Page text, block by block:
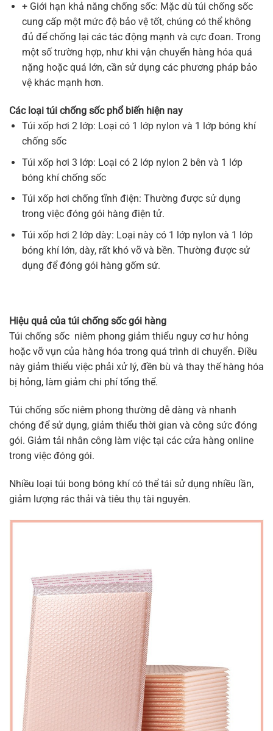
+ Giới hạn khả năng chống sốc: Mặc dù túi chống sốc
cung cấp một mức độ bảo vệ tốt, chúng có thể không
đủ để chống lại các tác động mạnh và cực đoan. Trong
một số trường hợp, như khi vận chuyển hàng hóa quá
nặng hoặc quá lớn, cần sử dụng các phương pháp bảo
vệ khác mạnh hơn.
Các loại túi chống sốc phổ biến hiện nay
Túi xốp hơi 2 lớp: Loại có 1 lớp nylon và 1 lớp bóng khí
chống sốc
Túi xốp hơi 3 lớp: Loại có 2 lớp nylon 2 bên và 1 lớp
bóng khí chống sốc
Túi xốp hơi chống tĩnh điện: Thường được sử dụng
trong việc đóng gói hàng điện tử.
Túi xốp hơi 2 lớp dày: Loại này có 1 lớp nylon và 1 lớp
bóng khí lớn, dày, rất khó vỡ và bền. Thường được sử
dụng để đóng gói hàng gốm sứ.
Hiệu quả của túi chống sốc gói hàng
Túi chống sốc niêm phong giảm thiểu nguy cơ hư hỏng
hoặc vỡ vụn của hàng hóa trong quá trình di chuyển. Điều
này giảm thiểu việc phải xử lý, đền bù và thay thế hàng hóa
bị hỏng, làm giảm chi phí tổng thể.
Túi chống sốc niêm phong thường dễ dàng và nhanh
chóng để sử dụng, giảm thiểu thời gian và công sức đóng
gói. Giảm tải nhân công làm việc tại các cửa hàng online
trong việc đóng gói.
Nhiều loại túi bong bóng khí có thể tái sử dụng nhiều lần,
giảm lượng rác thải và tiêu thụ tài nguyên.